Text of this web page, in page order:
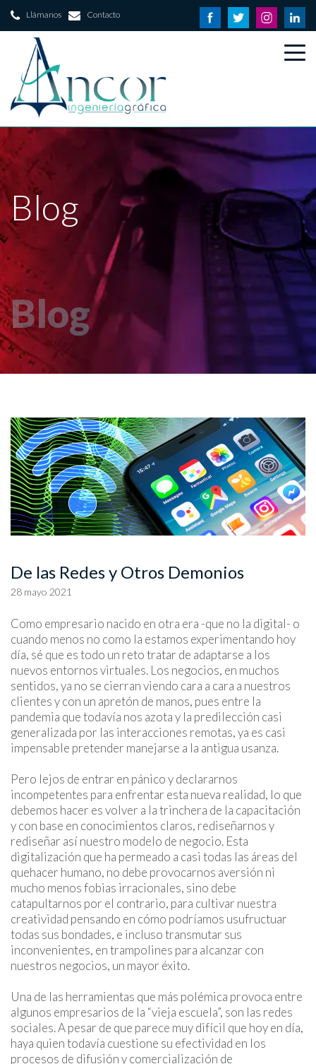
Llámanos Contacto
Blog
Blog
De las Redes y Otros Demonios
28 mayo 2021
Como empresario nacido en otra era -que no la digital- o
cuando menos no como la estamos experimentando hoy
día, sé que es todo un reto tratar de adaptarse a los
nuevos entornos virtuales. Los negocios, en muchos
sentidos, ya no se cierran viendo cara a cara a nuestros
clientes y con un apretón de manos, pues entre la
pandemia que todavía nos azota y la predilección casi
generalizada por las interacciones remotas, ya es casi
impensable pretender manejarse a la antigua usanza.
Pero lejos de entrar en pánico y declararnos
incompetentes para enfrentar esta nueva realidad, lo que
debemos hacer es volver a la trinchera de la capacitación
y con base en conocimientos claros, rediseñarnos y
rediseñar así nuestro modelo de negocio. Esta
digitalización que ha permeado a casi todas las áreas del
quehacer humano, no debe provocarnos aversión ni
mucho menos fobias irracionales, sino debe
catapultarnos por el contrario, para cultivar nuestra
creatividad pensando en cómo podríamos usufructuar
todas sus bondades, e incluso transmutar sus
inconvenientes, en trampolines para alcanzar con
nuestros negocios, un mayor éxito.
Una de las herramientas que más polémica provoca entre
algunos empresarios de la “vieja escuela”, son las redes
sociales. A pesar de que parece muy difícil que hoy en día,
haya quien todavía cuestione su efectividad en los
procesos de difusión y comercialización de